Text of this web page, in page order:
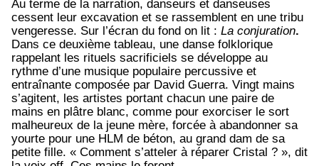
Au terme de la narration, danseurs et danseuses
cessent leur excavation et se rassemblent en une tribu
vengeresse. Sur l’écran du fond on lit : La conjuration.
Dans ce deuxième tableau, une danse folklorique
rappelant les rituels sacrificiels se développe au
rythme d’une musique populaire percussive et
entraînante composée par David Guerra. Vingt mains
s’agitent, les artistes portant chacun une paire de
mains en plâtre blanc, comme pour exorciser le sort
malheureux de la jeune mère, forcée à abandonner sa
yourte pour une HLM de béton, au grand dam de sa
petite fille. « Comment s’atteler à réparer Cristal ? », dit